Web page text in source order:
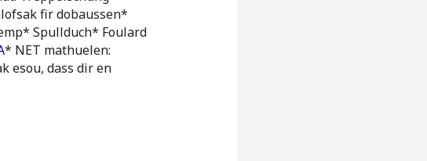
fir dobaussen*
Spullduch* Foulard
* NET mathuelen:
esou, dass dir en